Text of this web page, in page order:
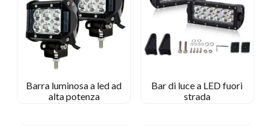
Barra luminosa a led ad
alta potenza
Bar di luce a LED fuori
strada